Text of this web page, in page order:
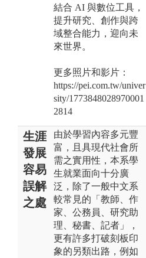
結合 AI 與數位工具，
提升研究、創作與跨
域整合能力，迎向未
來世界。
更多照片和影片：
https://pei.com.tw/univer
sity/1773848028970001
2814
生涯
發展
容易
誤解
之處
由於學習內容多元豐
富，且具現代社會所
需之實用性，本系學
生就業面向十分廣
泛，除了一般中文系
較常見的「教師、作
家、公務員、研究助
理、秘書、記者」，
更有許多打破刻板印
象的另類出路，例如